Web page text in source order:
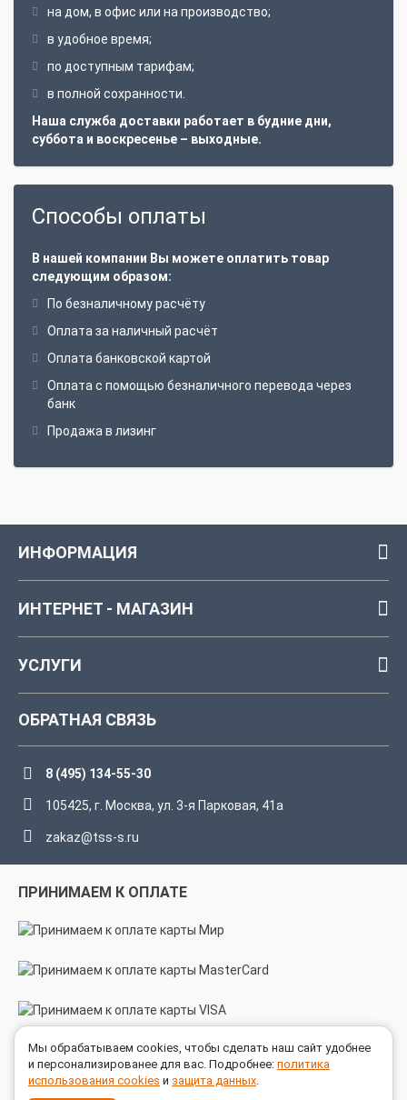
на дом, в офис или на производство;
в удобное время;
по доступным тарифам;
в полной сохранности.
Наша служба доставки работает в будние дни,
суббота и воскресенье – выходные.
Способы оплаты
В нашей компании Вы можете оплатить товар
следующим образом:
По безналичному расчёту
Оплата за наличный расчёт
Оплата банковской картой
Оплата с помощью безналичного перевода через
банк
Продажа в лизинг
ИНФОРМАЦИЯ
ИНТЕРНЕТ - МАГАЗИН
УСЛУГИ
ОБРАТНАЯ СВЯЗЬ
8 (495) 134-55-30
105425, г. Москва, ул. 3-я Парковая, 41а
zakaz@tss-s.ru
ПРИНИМАЕМ К ОПЛАТЕ
МЫ В СОЦСЕТЯХ
Мы обрабатываем cookies, чтобы сделать наш сайт удобнее
и персонализированее для вас. Подробнее: политика
использования cookies и защита данных.